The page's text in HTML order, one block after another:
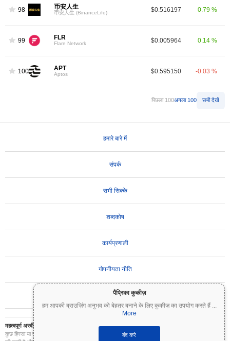
पैप्रिका कुकीज़
हम आपकी ब्राउज़िंग अनुभव को बेहतर बनाने के लिए कुकीज़ का उपयोग करते हैं ...
More
बंद करे
98 币安人生
币安人生 (BinanceLife) $0.516197 0.79 %
99 FLR
Flare Network $0.005964 0.14 %
100 APT
Aptos $0.595150 -0.03 %
पिछला 100अगला 100 सभी देखें
हमारे बारे में
संपर्क
सभी सिक्के
शब्दकोष
कार्यप्रणाली
गोपनीयता नीति
उपयोग की शर्तें
महत्वपूर्ण अस्वीकरण:
क्रिप्टोकरेंसी अत्यधिक अस्थिर हैं और इनमें महत्वपूर्ण जोखिम शामिल है। आप अपने निवेश का
कुछ हिस्सा या पूरा निवेश खो सकते हैं। Coinpaprika पर सभी जानकारी केवल सूचनात्मक उद्देश्यों के लिए प्रदान